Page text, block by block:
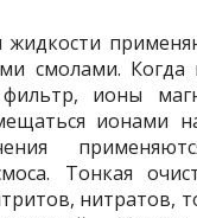
жидкости
смолами. Когда
ионы
ионами
Тонкая
нитратов,